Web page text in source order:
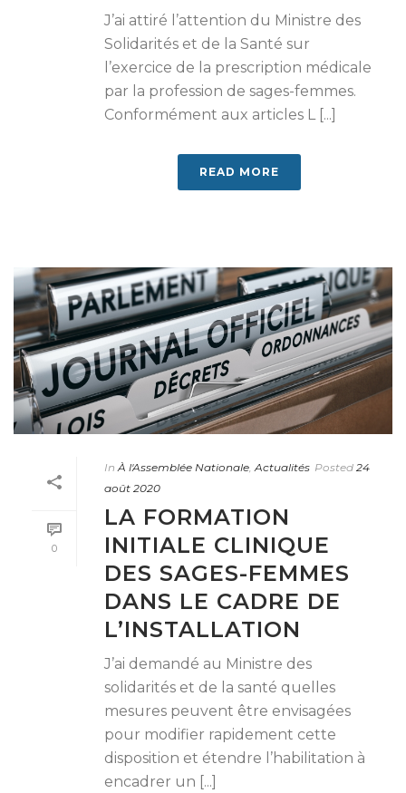
J’ai attiré l’attention du Ministre des
Solidarités et de la Santé sur
l’exercice de la prescription médicale
par la profession de sages-femmes.
Conformément aux articles L [...]
READ MORE
0
In À l'Assemblée Nationale,Actualités Posted 24
août 2020
LA FORMATION
INITIALE CLINIQUE
DES SAGES-FEMMES
DANS LE CADRE DE
L’INSTALLATION
J’ai demandé au Ministre des
solidarités et de la santé quelles
mesures peuvent être envisagées
pour modifier rapidement cette
disposition et étendre l’habilitation à
encadrer un [...]